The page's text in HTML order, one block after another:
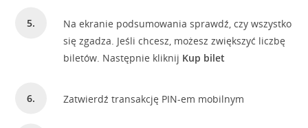
Na ekranie podsumowania sprawdź, czy wszystko
się zgadza. Jeśli chcesz, możesz zwiększyć liczbę
biletów. Następnie kliknij Kup bilet
Zatwierdź transakcję PIN-em mobilnym